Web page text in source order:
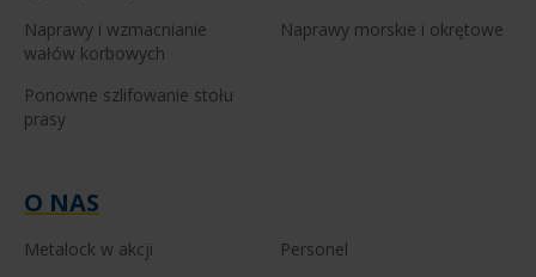
Naprawy i wzmacnianie
wałów korbowych
Naprawy morskie i okrętowe
Ponowne szlifowanie stołu
prasy
O NAS
Metalock w akcji
Personel